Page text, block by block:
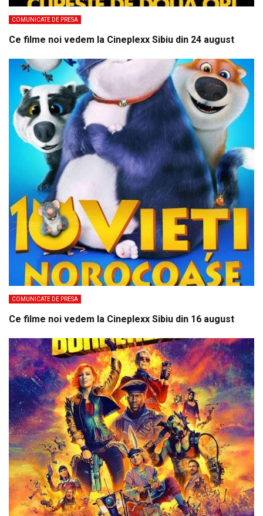
COMUNICATE DE PRESA
Ce filme noi vedem la Cineplexx Sibiu din 24 august
COMUNICATE DE PRESA
Ce filme noi vedem la Cineplexx Sibiu din 16 august